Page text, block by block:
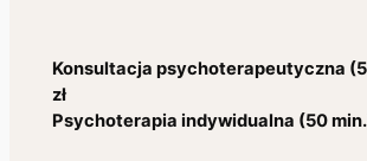
Konsultacja psychoterapeutyczna
zł
Psychoterapia indywidualna (50